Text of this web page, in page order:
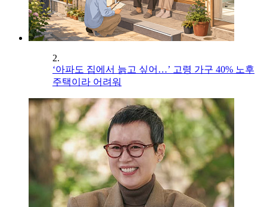
2.
‘아파도 집에서 늙고 싶어…’ 고령 가구 40% 노후
주택이라 어려워